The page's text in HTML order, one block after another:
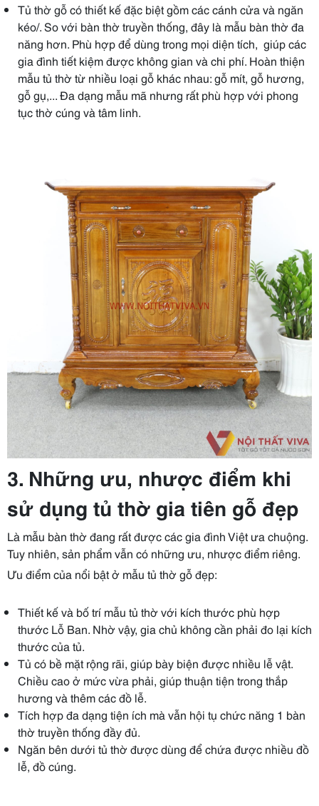
Tủ thờ gỗ có thiết kế đặc biệt gồm các cánh cửa và ngăn
kéo/. So với bàn thờ truyền thống, đây là mẫu bàn thờ đa
năng hơn. Phù hợp để dùng trong mọi diện tích, giúp các
gia đình tiết kiệm được không gian và chi phí. Hoàn thiện
mẫu tủ thờ từ nhiều loại gỗ khác nhau: gỗ mít, gỗ hương,
gỗ gụ,... Đa dạng mẫu mã nhưng rất phù hợp với phong
tục thờ cúng và tâm linh.
3. Những ưu, nhược điểm khi
sử dụng tủ thờ gia tiên gỗ đẹp
Là mẫu bàn thờ đang rất được các gia đình Việt ưa chuộng.
Tuy nhiên, sản phẩm vẫn có những ưu, nhược điểm riêng.
Ưu điểm của nổi bật ở mẫu tủ thờ gỗ đẹp:
Thiết kế và bố trí mẫu tủ thờ với kích thước phù hợp
thước Lỗ Ban. Nhờ vậy, gia chủ không cần phải đo lại kích
thước của tủ.
Tủ có bề mặt rộng rãi, giúp bày biện được nhiều lễ vật.
Chiều cao ở mức vừa phải, giúp thuận tiện trong thắp
hương và thêm các đồ lễ.
Tích hợp đa dạng tiện ích mà vẫn hội tụ chức năng 1 bàn
thờ truyền thống đầy đủ.
Ngăn bên dưới tủ thờ được dùng để chứa được nhiều đồ
lễ, đồ cúng.